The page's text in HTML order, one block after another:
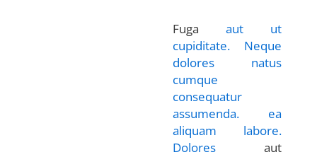
Fugaaut ut
cupiditate. Neque
dolores natus
cumque
consequatur
assumenda.
ea
aliquam labore.
Dolores aut